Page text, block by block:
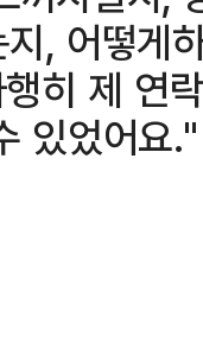
, 어떻게
히 제 연
있었어요."